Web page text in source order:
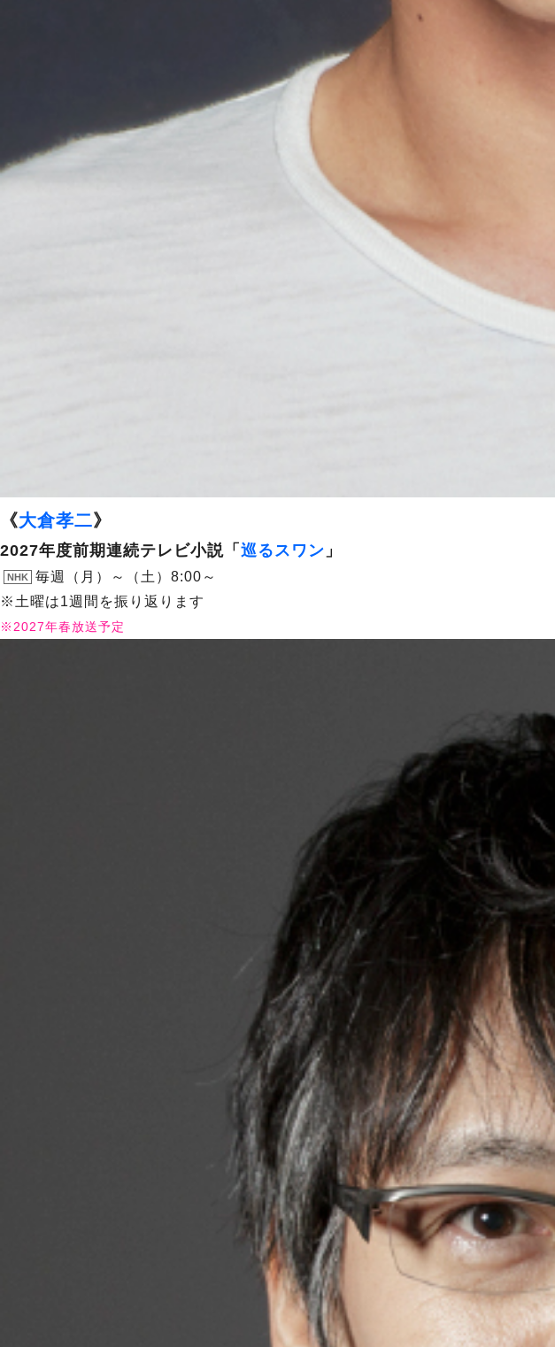
《大倉孝二》
2027年度前期連続テレビ小説「 巡るスワン 」
NHK
毎週（月）～（土）8:00～
※土曜は1週間を振り返ります
※2027年春放送予定